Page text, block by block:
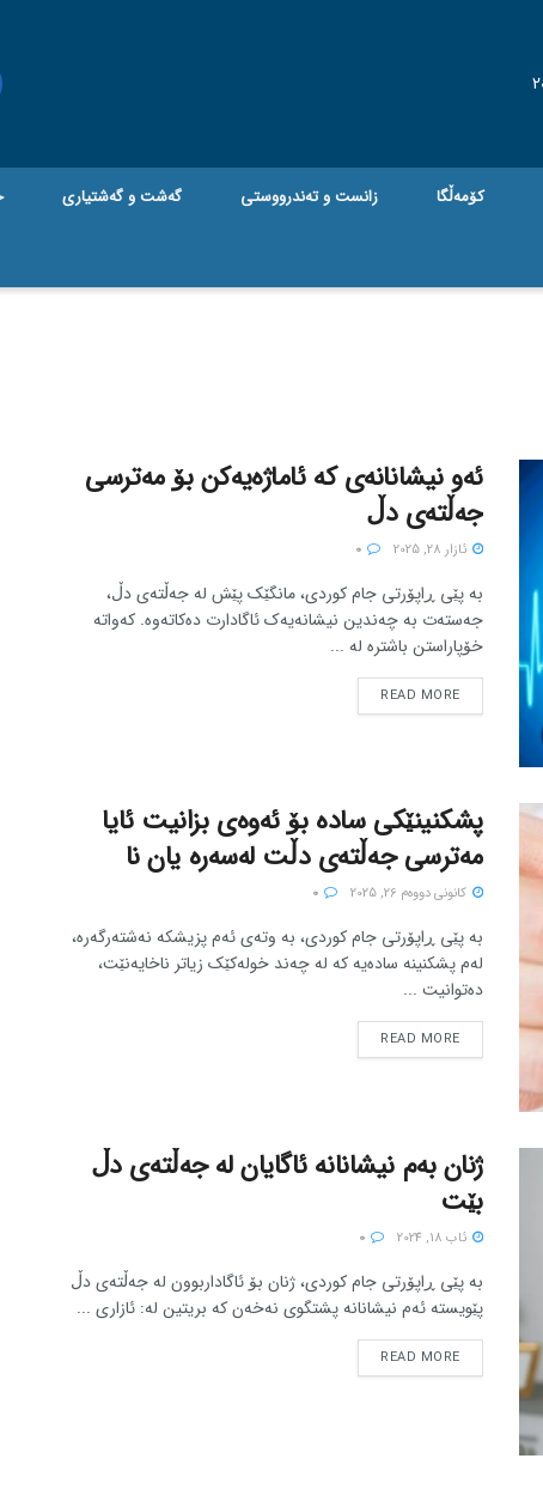
کۆمەڵگا زانست و تەندرووستی گه‌شت و گه‌شتیاری
ئەو نیشانانەی کە ئاماژەیەکن بۆ مەترسی
جەڵتەی دڵ
ئازار 28, 2025
بە پێی ڕاپۆرتی جام کوردی، مانگێک پێش له جەڵتەی دڵ،
جەستەت بە چەندین نیشانەیەک ئاگادارت دەکاتەوە. کەواتە
خۆپاراستن باشترە لە ...
READ MORE
پشکنینێکی سادە بۆ ئەوەی بزانیت ئایا
مەترسی جەڵتەی دڵت لەسەرە یان نا
كانونی دووه‌م 26, 2025
بە پێی ڕاپۆرتی جام کوردی، بە وتەی ئەم پزیشکە نەشتەرگەرە،
لەم پشکنینە سادەیە کە لە چەند خولەکێک زیاتر ناخایەنێت،
دەتوانیت ...
READ MORE
ژنان بەم نیشانانە ئاگایان لە جەڵتەی دڵ
بێت
ئاب 18, 2024
بە پێی ڕاپۆرتی جام کوردی، ژنان بۆ ئاگاداربوون لە جەڵتەی دڵ
پێویستە ئەم نیشانانە پشتگوی نەخەن کە بریتین لە: ئازاری ...
READ MORE